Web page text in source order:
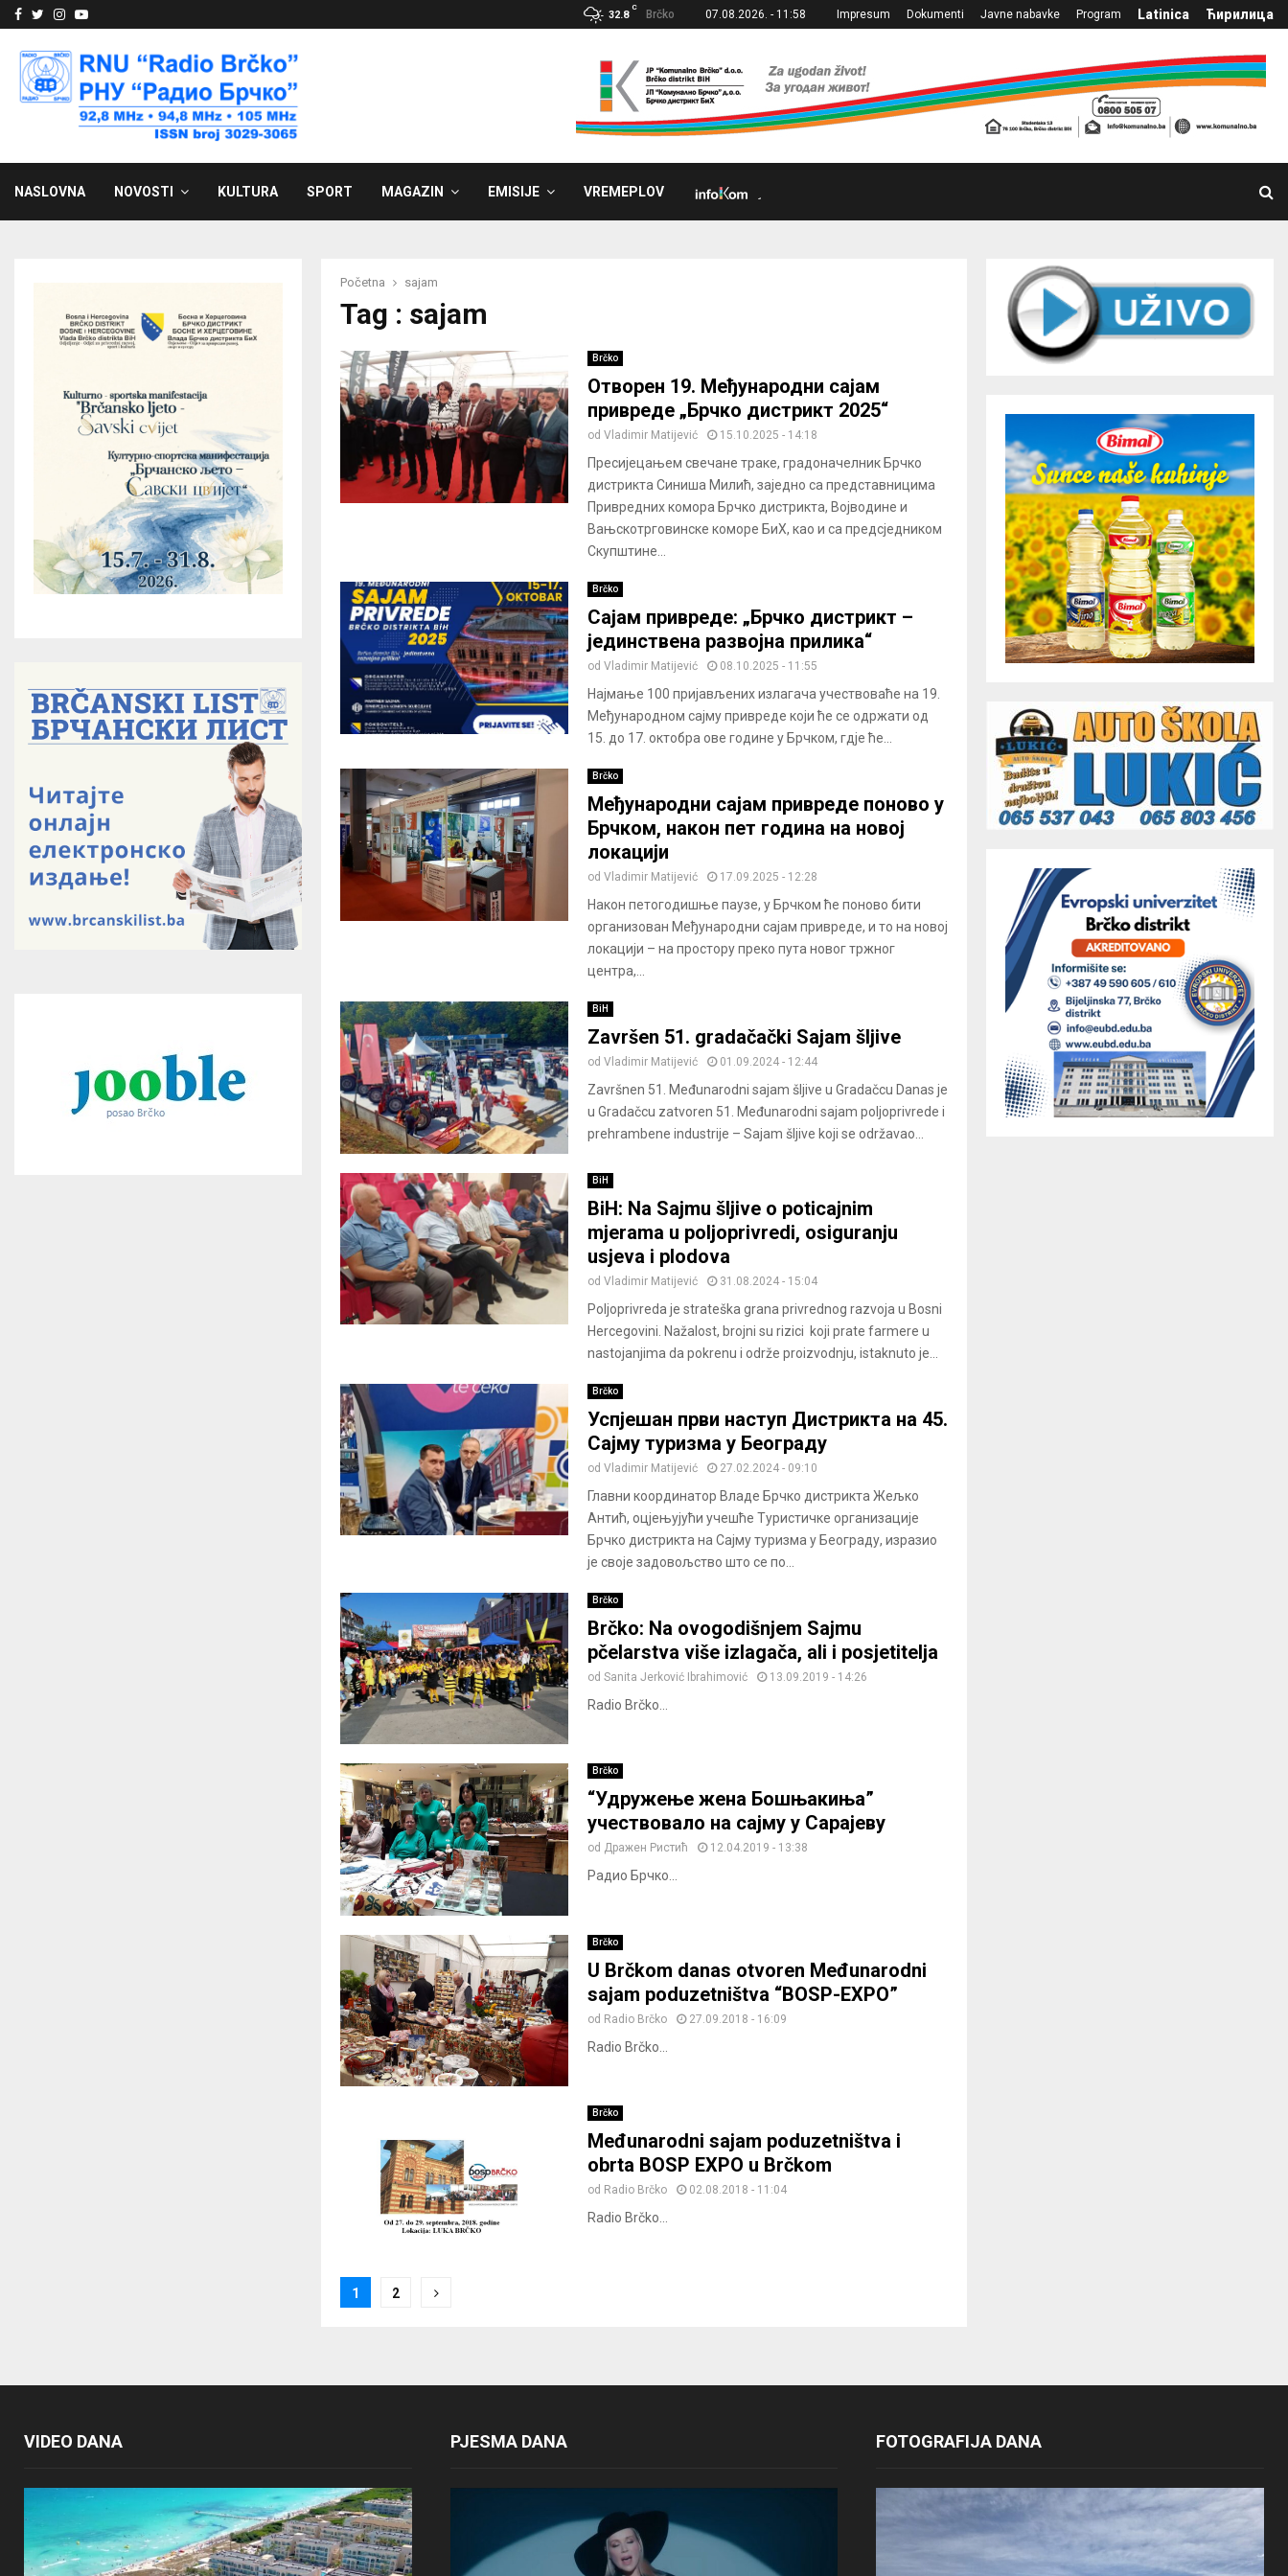
Facebook
Twitter
Instagram
Youtube 32.8
C
Brčko 07.08.2026. - 11:58 Impresum Dokumenti Javne nabavke Program Latinica Ћирилица
NASLOVNA NOVOSTI KULTURA SPORT MAGAZIN EMISIJE VREMEPLOV
Početna sajam
Tag : sajam
Brčko
Отворен 19. Међународни сајам
привреде „Брчко дистрикт 2025“
od Vladimir Matijević 15.10.2025 - 14:18
Пресијецањем свечане траке, градоначелник Брчко
дистрикта Синиша Милић, заједно са представницима
Привредних комора Брчко дистрикта, Војводине и
Вањскотрговинске коморе БиХ, као и са предсједником
Скупштине...
Brčko
Сајам привреде: „Брчко дистрикт –
јединствена развојна прилика“
od Vladimir Matijević 08.10.2025 - 11:55
Најмање 100 пријављених излагача учествоваће на 19.
Међународном сајму привреде који ће се одржати од
15. до 17. октобра ове године у Брчком, гдје ће...
Brčko
Међународни сајам привреде поново у
Брчком, након пет година на новој
локацији
od Vladimir Matijević 17.09.2025 - 12:28
Након петогодишње паузе, у Брчком ће поново бити
организован Међународни сајам привреде, и то на новој
локацији – на простору преко пута новог тржног
центра,...
BiH
Završen 51. gradačački Sajam šljive
od Vladimir Matijević 01.09.2024 - 12:44
Završnen 51. Međunarodni sajam šljive u Gradačcu Danas je
u Gradačcu zatvoren 51. Međunarodni sajam poljoprivrede i
prehrambene industrije – Sajam šljive koji se održavao...
BiH
BiH: Na Sajmu šljive o poticajnim
mjerama u poljoprivredi, osiguranju
usjeva i plodova
od Vladimir Matijević 31.08.2024 - 15:04
Poljoprivreda je strateška grana privrednog razvoja u Bosni
Hercegovini. Nažalost, brojni su rizici koji prate farmere u
nastojanjima da pokrenu i održe proizvodnju, istaknuto je...
Brčko
Успјешан први наступ Дистрикта на 45.
Сајму туризма у Београду
od Vladimir Matijević 27.02.2024 - 09:10
Главни координатор Владе Брчко дистрикта Жељко
Антић, оцјењујући учешће Туристичке организације
Брчко дистрикта на Сајму туризма у Београду, изразио
је своје задовољство што се по...
Brčko
Brčko: Na ovogodišnjem Sajmu
pčelarstva više izlagača, ali i posjetitelja
od Sanita Jerković Ibrahimović 13.09.2019 - 14:26
Radio Brčko...
Brčko
“Удружење жена Бошњакиња”
учествовало на сајму у Сарајеву
od Дражен Ристић 12.04.2019 - 13:38
Радио Брчко...
Brčko
U Brčkom danas otvoren Međunarodni
sajam poduzetništva “BOSP-EXPO”
od Radio Brčko 27.09.2018 - 16:09
Radio Brčko...
Brčko
Međunarodni sajam poduzetništva i
obrta BOSP EXPO u Brčkom
od Radio Brčko 02.08.2018 - 11:04
Radio Brčko...
Posts
1 2
VIDEO DANA PJESMA DANA FOTOGRAFIJA DANA